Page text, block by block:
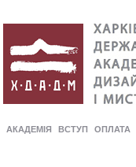
АКАДЕМІЯ ВСТУП ОПЛАТА